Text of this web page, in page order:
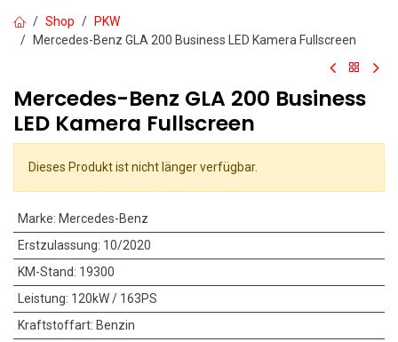
Shop
PKW
Mercedes-Benz GLA 200 Business LED Kamera Fullscreen
Mercedes-Benz GLA 200 Business
LED Kamera Fullscreen
Dieses Produkt ist nicht länger verfügbar.
Marke: Mercedes-Benz
Erstzulassung: 10/2020
KM-Stand: 19300
Leistung: 120kW / 163PS
Kraftstoffart: Benzin